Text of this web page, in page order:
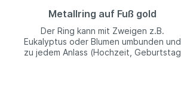
Metallring auf Fuß gold
Der Ring kann mit Zweigen z.B.
Eukalyptus oder Blumen umbunden und
zu jedem Anlass (Hochzeit, Geburtstag